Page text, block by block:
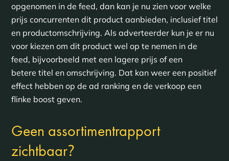
opgenomen in de feed, dan kan je nu zien voor welke
prijs concurrenten dit product aanbieden, inclusief titel
en productomschrijving. Als adverteerder kun je er nu
voor kiezen om dit product wel op te nemen in de
feed, bijvoorbeeld met een lagere prijs of een
betere titel en omschrijving. Dat kan weer een positief
effect hebben op de ad ranking en de verkoop een
flinke boost geven.
Geen assortimentrapport
zichtbaar?